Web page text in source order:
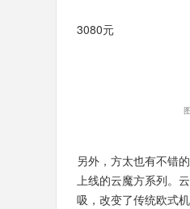
3080元
另外，方太也有不错
上线的云魔方系列。
吸，改变了传统欧式